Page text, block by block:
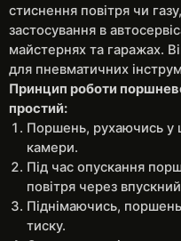
стиснення повітря чи
застосування в
майстернях та гаражах.
для пневматичних
Принцип роботи
простий:
Поршень, рухаючись у
камери.
Під час опускання
повітря через
Піднімаючись,
тиску.